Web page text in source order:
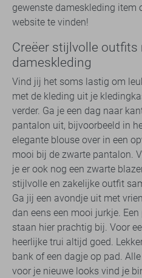
gewenste dameskleding item
website te vinden!
Creëer stijlvolle outfits
dameskleding
Vind jij het soms lastig om
met de kleding uit je
verder. Ga je een dag naar
pantalon uit, bijvoorbeeld in
elegante blouse over in een
mooi bij de zwarte pantalon.
je er ook nog een zwarte
stijlvolle en zakelijke outfit
Ga jij een avondje uit met
dan eens een mooi jurkje.
staan hier prachtig bij. Voor
heerlijke trui altijd goed.
bank of een dagje op pad.
voor je nieuwe looks vind je